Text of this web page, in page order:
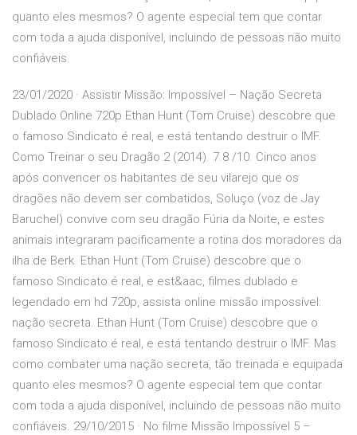
quanto eles mesmos? O agente especial tem que contar
com toda a ajuda disponível, incluindo de pessoas não muito
confiáveis.
23/01/2020 · Assistir Missão: Impossível – Nação Secreta
Dublado Online 720p Ethan Hunt (Tom Cruise) descobre que
o famoso Sindicato é real, e está tentando destruir o IMF.
Como Treinar o seu Dragão 2 (2014). 7.8 /10. Cinco anos
após convencer os habitantes de seu vilarejo que os
dragões não devem ser combatidos, Soluço (voz de Jay
Baruchel) convive com seu dragão Fúria da Noite, e estes
animais integraram pacificamente a rotina dos moradores da
ilha de Berk. Ethan Hunt (Tom Cruise) descobre que o
famoso Sindicato é real, e est&aac, filmes dublado e
legendado em hd 720p, assista online missão impossível:
nação secreta. Ethan Hunt (Tom Cruise) descobre que o
famoso Sindicato é real, e está tentando destruir o IMF. Mas
como combater uma nação secreta, tão treinada e equipada
quanto eles mesmos? O agente especial tem que contar
com toda a ajuda disponível, incluindo de pessoas não muito
confiáveis. 29/10/2015 · No filme Missão Impossível 5 –